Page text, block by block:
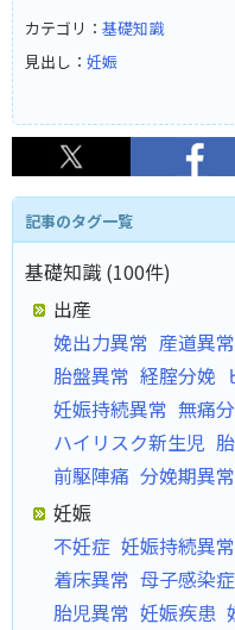
カテゴリ： 基礎知識
見出し： 妊娠
記事のタグ一覧
基礎知識 (100件)
出産
娩出力異常 産道異常
胎盤異常 経腟分娩
妊娠持続異常 無痛
ハイリスク新生児
前駆陣痛 分娩期異常
妊娠
不妊症 妊娠持続異常
着床異常 母子感染症
胎児異常 妊娠疾患